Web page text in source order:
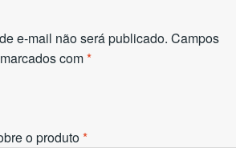
e-mail não será publicado. Campos
com*
o produto*